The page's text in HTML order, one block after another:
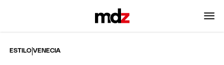
ESTILO |VENECIA